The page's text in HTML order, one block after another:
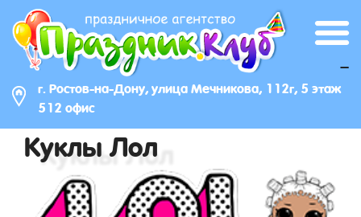
г. Ростов-на-Дону, улица Мечникова, 112г, 5 этаж
512 офис
_
Куклы Лол